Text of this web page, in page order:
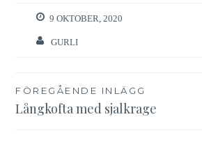
9 OKTOBER, 2020
GURLI
Inläggsnavigering
FÖREGÅENDE INLÄGG
Långkofta med sjalkrage